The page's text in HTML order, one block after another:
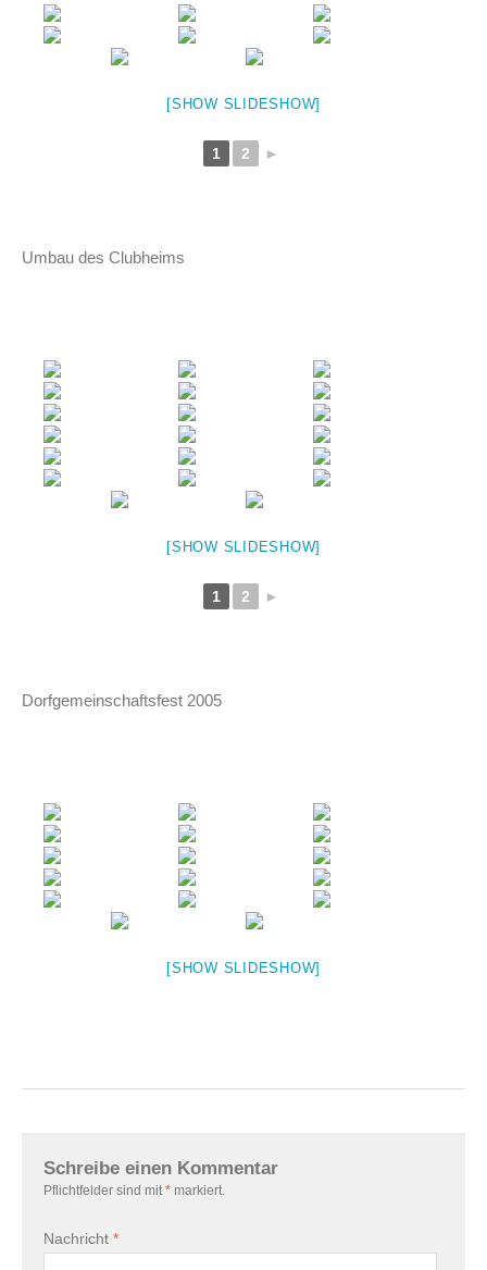
[SHOW SLIDESHOW]
1 2 ►
Umbau des Clubheims
[SHOW SLIDESHOW]
1 2 ►
Dorfgemeinschaftsfest 2005
[SHOW SLIDESHOW]
Schreibe einen Kommentar
Pflichtfelder sind mit * markiert.
Nachricht *